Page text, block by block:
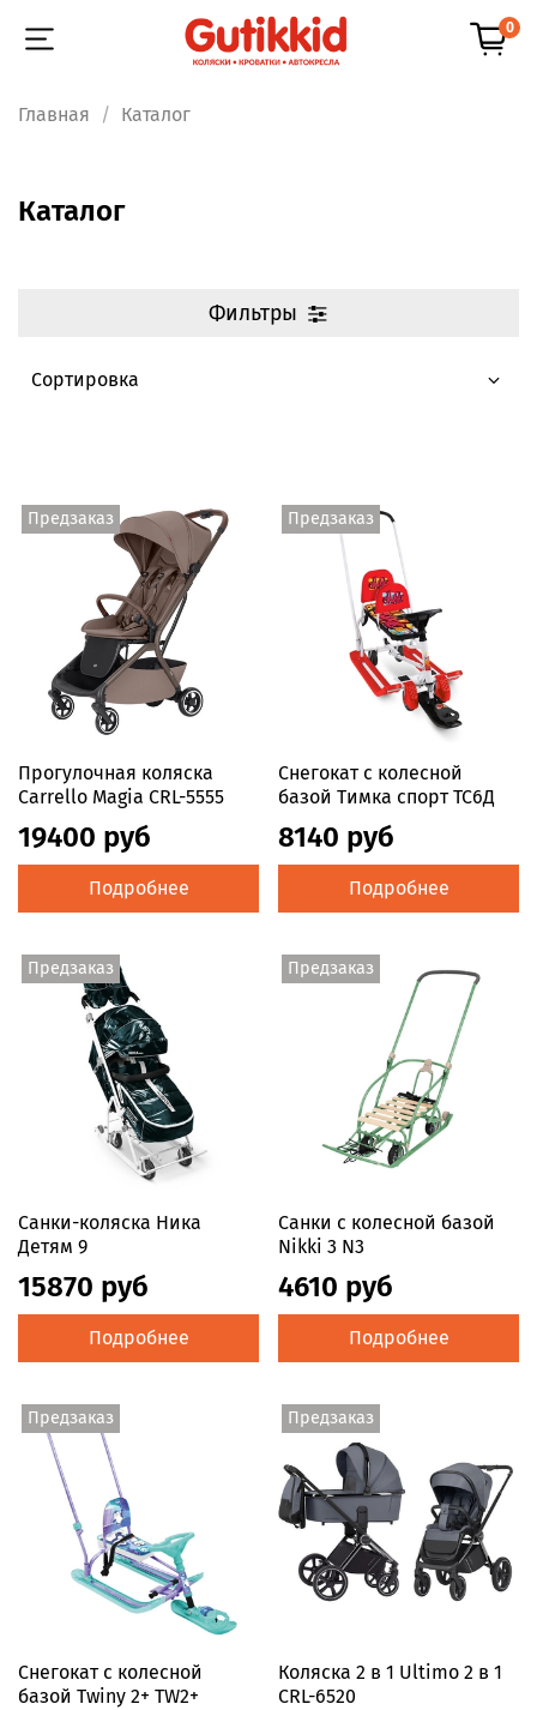
0
Главная Каталог
Каталог
Фильтры
Предзаказ
Прогулочная коляска
Carrello Magia CRL-5555
19400 руб
Подробнее
Предзаказ
Снегокат с колесной
базой Тимка спорт ТС6Д
8140 руб
Подробнее
Предзаказ
Санки-коляска Ника
Детям 9
15870 руб
Подробнее
Предзаказ
Санки с колесной базой
Nikki 3 N3
4610 руб
Подробнее
Предзаказ
Снегокат с колесной
базой Twiny 2+ TW2+
Предзаказ
Коляска 2 в 1 Ultimo 2 в 1
CRL-6520